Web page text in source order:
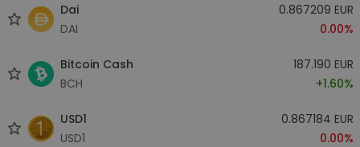
Dai
DAI
0.867209 EUR
0.00%
Bitcoin Cash
BCH
187.190 EUR
+1.60%
USD1
USD1
0.867184 EUR
0.00%